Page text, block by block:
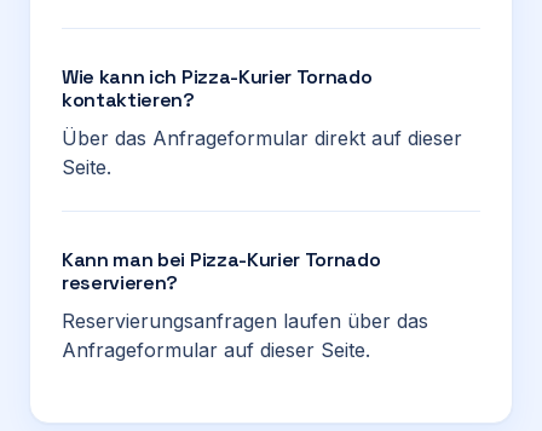
Wie kann ich Pizza-Kurier Tornado
kontaktieren?
Über das Anfrageformular direkt auf dieser
Seite.
Kann man bei Pizza-Kurier Tornado
reservieren?
Reservierungsanfragen laufen über das
Anfrageformular auf dieser Seite.